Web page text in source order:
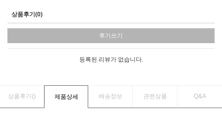
상품후기(0)
후기쓰기
등록된 리뷰가 없습니다.
상품후기() 제품상세 배송정보 관련상품 Q&A